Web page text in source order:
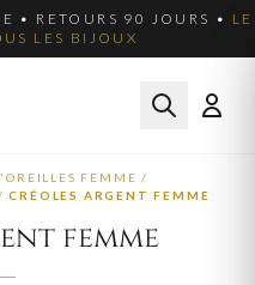
• RETOURS 90 JOURS • LE
LES BIJOUX
FEMME /
CRÉOLES ARGENT FEMME
femme